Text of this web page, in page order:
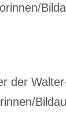
der